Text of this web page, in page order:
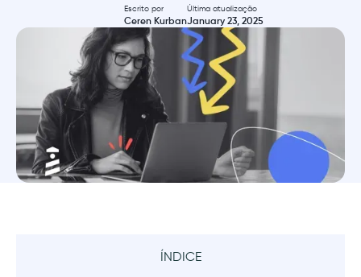
Escrito por
Ceren Kurban
Última atualização
January 23, 2025
ÍNDICE